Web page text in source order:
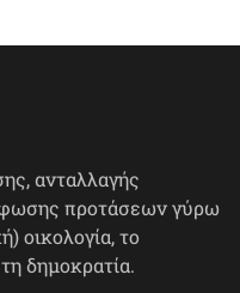
ανταλλαγής
προτάσεων γύρω
οικολογία, το
δημοκρατία.